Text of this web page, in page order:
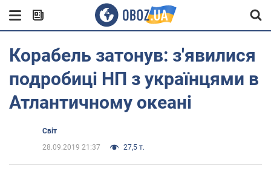
Корабель затонув: з'явилися
подробиці НП з українцями в
Атлантичному океані
Світ
28.09.2019 21:37
27,5 т.